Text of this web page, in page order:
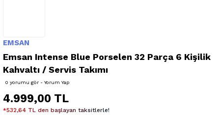
EMSAN
Emsan Intense Blue Porselen 32 Parça 6 Kişilik
Kahvaltı / Servis Takımı
0 yorumu gör - Yorum Yap
4.999,00 TL
*532,64 TL den başlayan taksitlerle!